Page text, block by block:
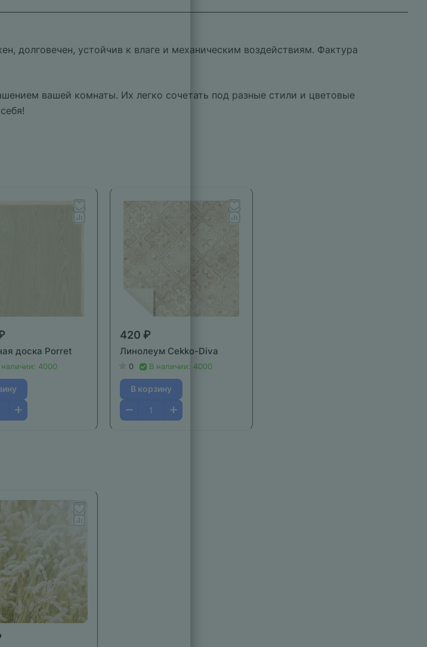
долговечен, устойчив к влаге и механическим воздействиям. Фактура
вашей комнаты. Их легко сочетать под разные стили и цветовые
доска Porret
наличии: 4000
420 ₽
Линолеум Cekko-Diva
0 В наличии: 4000
В корзину